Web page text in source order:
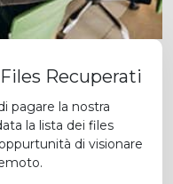
Recuperati
pagare la nostra
la lista dei files
di visionare